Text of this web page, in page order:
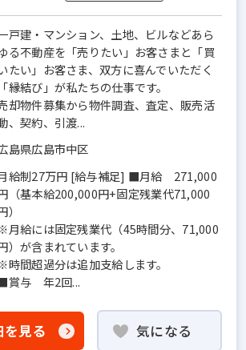
戸建・マンション、土地、ビルなどあら
る不動産を「売りたい」お客さまと「買
たい」お客さま、双方に喜んでいただく
「縁結び」が私たちの仕事です。
却物件募集から物件調査、査定、販売活
、契約、引渡...
島県広島市中区
給制27万円 [給与補足] ■月給 271,000
（基本給200,000円+固定残業代71,000
）
月給には固定残業代（45時間分、71,000
）が含まれています。
時間超過分は追加支給します。
賞与 年2回...
見る 気になる